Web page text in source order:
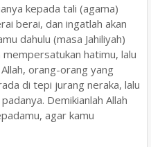
kepada tali (agama)
berai, dan ingatlah akan
dahulu (masa Jahiliyah)
hatimu, lalu
orang-orang yang
di tepi jurang neraka, lalu
Demikianlah Allah
agar kamu